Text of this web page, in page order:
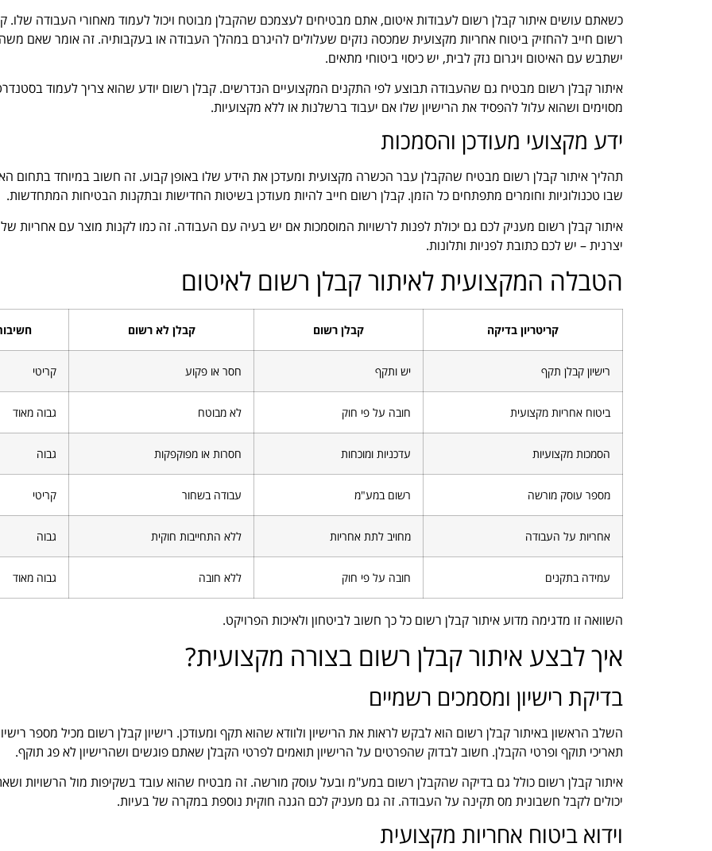
כשאתם עושים איתור קבלן רשום לעבודות איטום, אתם מבטיחים לעצמכם שהקבלן מבוטח ויכול לעמוד מאחורי העבודה שלו.
רשום חייב להחזיק ביטוח אחריות מקצועית שמכסה נזקים שעלולים להיגרם במהלך העבודה או בעקבותיה. זה אומר שאם
ישתבש עם האיטום ויגרום נזק לבית, יש כיסוי ביטוחי מתאים.
איתור קבלן רשום מבטיח גם שהעבודה תבוצע לפי התקנים המקצועיים הנדרשים. קבלן רשום יודע שהוא צריך לעמוד
מסוימים ושהוא עלול להפסיד את הרישיון שלו אם יעבוד ברשלנות או ללא מקצועיות.
ידע מקצועי מעודכן והסמכות
תהליך איתור קבלן רשום מבטיח שהקבלן עבר הכשרה מקצועית ומעדכן את הידע שלו באופן קבוע. זה חשוב במיוחד בתחום
שבו טכנולוגיות וחומרים מתפתחים כל הזמן. קבלן רשום חייב להיות מעודכן בשיטות החדישות ובתקנות הבטיחות המתחדשות.
איתור קבלן רשום מעניק לכם גם יכולת לפנות לרשויות המוסמכות אם יש בעיה עם העבודה. זה כמו לקנות מוצר עם אחריות
יצרנית – יש לכם כתובת לפניות ותלונות.
הטבלה המקצועית לאיתור קבלן רשום לאיטום
קריטריון בדיקה קבלן רשום קבלן לא רשום
רישיון קבלן תקף יש ותקף חסר או פקוע קריטי
ביטוח אחריות מקצועית חובה על פי חוק לא מבוטח גבוה מאוד
הסמכות מקצועיות עדכניות ומוכחות חסרות או מפוקפקות גבוה
מספר עוסק מורשה רשום במע"מ עבודה בשחור קריטי
אחריות על העבודה מחויב לתת אחריות ללא התחייבות חוקית גבוה
עמידה בתקנים חובה על פי חוק ללא חובה גבוה מאוד
השוואה זו מדגימה מדוע איתור קבלן רשום כל כך חשוב לביטחון ולאיכות הפרויקט.
איך לבצע איתור קבלן רשום בצורה מקצועית?
בדיקת רישיון ומסמכים רשמיים
השלב הראשון באיתור קבלן רשום הוא לבקש לראות את הרישיון ולוודא שהוא תקף ומעודכן. רישיון קבלן רשום מכיל מספר רישיון
תאריכי תוקף ופרטי הקבלן. חשוב לבדוק שהפרטים על הרישיון תואמים לפרטי הקבלן שאתם פוגשים ושהרישיון לא פג תוקף.
איתור קבלן רשום כולל גם בדיקה שהקבלן רשום במע"מ ובעל עוסק מורשה. זה מבטיח שהוא עובד בשקיפות מול הרשויות
יכולים לקבל חשבונית מס תקינה על העבודה. זה גם מעניק לכם הגנה חוקית נוספת במקרה של בעיות.
וידוא ביטוח אחריות מקצועית